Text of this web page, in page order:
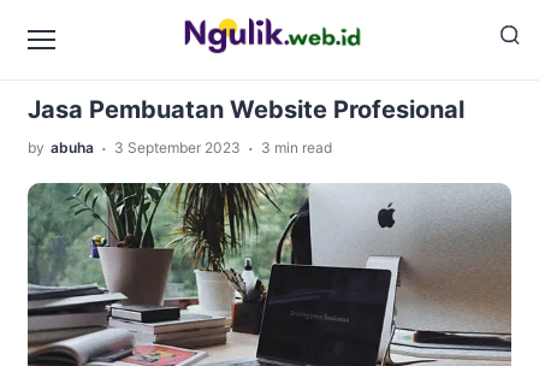
›Jasa Pembuatan Website
Jasa Pembuatan Website Profesional
by abuha . 3 September 2023 . 3 min read